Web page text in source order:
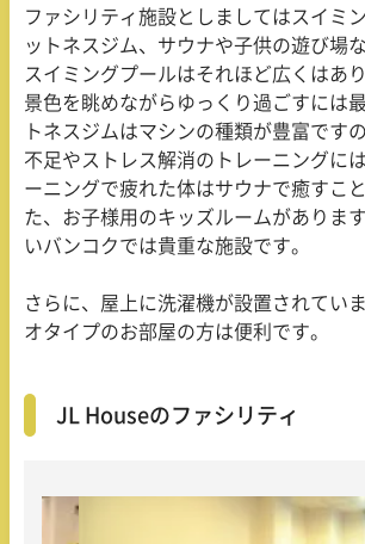
ファシリティ施設としましてはスイミ
ットネスジム、サウナや子供の遊び場
スイミングプールはそれほど広くはあ
景色を眺めながらゆっくり過ごすには
トネスジムはマシンの種類が豊富です
不足やストレス解消のトレーニングに
ーニングで疲れた体はサウナで癒すこ
た、お子様用のキッズルームがありま
いバンコクでは貴重な施設です。
さらに、屋上に洗濯機が設置されてい
オタイプのお部屋の方は便利です。
JL Houseのファシリティ